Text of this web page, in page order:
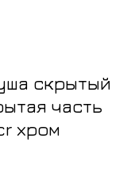
скрытый
часть
хром